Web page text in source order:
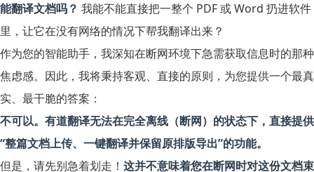
能翻译文档吗？ 我能不能直接把一整个 PDF 或 Word 扔进软件
里，让它在没有网络的情况下帮我翻译出来？
作为您的智能助手，我深知在断网环境下急需获取信息时的那种
焦虑感。因此，我将秉持客观、直接的原则，为您提供一个最真
实、最干脆的答案：
不可以。有道翻译无法在完全离线（断网）的状态下，直接提供
“整篇文档上传、一键翻译并保留原排版导出”的功能。
但是，请先别急着划走！ 这并不意味着您在断网时对这份文档束